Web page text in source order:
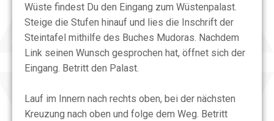
Wüste findest Du den Eingang zum Wüstenpalast.
Steige die Stufen hinauf und lies die Inschrift der
Steintafel mithilfe des Buches Mudoras. Nachdem
Link seinen Wunsch gesprochen hat, öffnet sich der
Eingang. Betritt den Palast.
Lauf im Innern nach rechts oben, bei der nächsten
Kreuzung nach oben und folge dem Weg. Betritt